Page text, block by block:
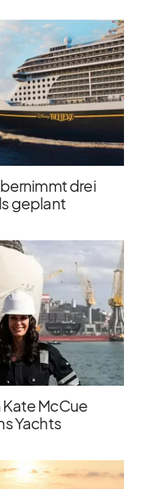
drei
geplant
McCue
Yachts